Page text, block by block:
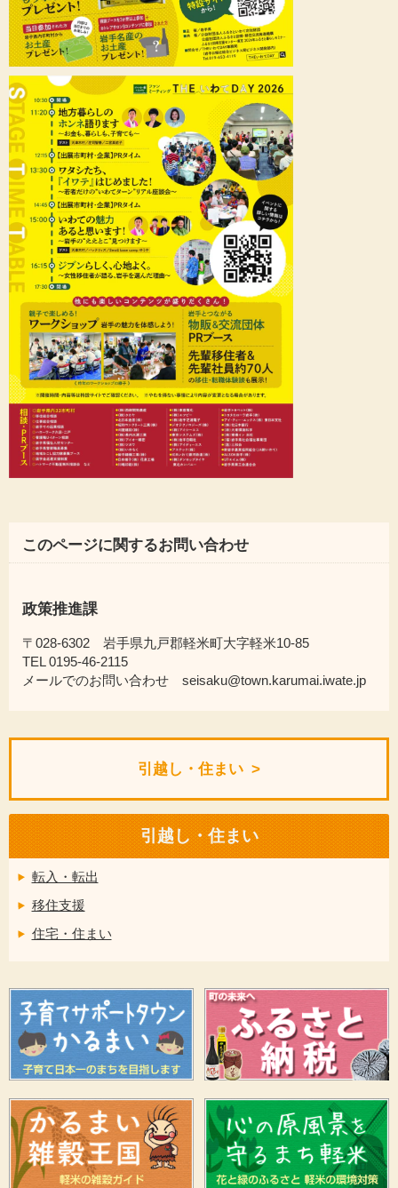
このページに関するお問い合わせ
政策推進課
〒028-6302 岩手県九戸郡軽米町大字軽米10-85
TEL 0195-46-2115
メールでのお問い合わせ seisaku@town.karumai.iwate.jp
引越し・住まい
引越し・住まい
転入・転出
移住支援
住宅・住まい